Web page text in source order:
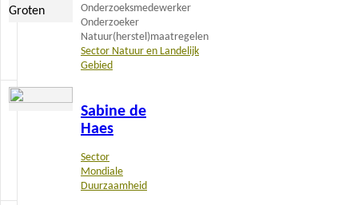
Onderzoeksmedewerker
Onderzoeker
Natuur(herstel)maatregelen
Sector Natuur en Landelijk
Gebied
Sabine de
Haes
Sector
Mondiale
Duurzaamheid
Lees